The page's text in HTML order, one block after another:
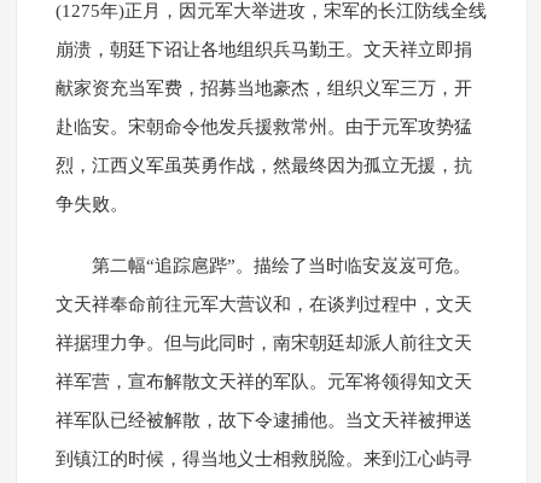
(1275年)正月，因元军大举进攻，宋军的长江防线全线
崩溃，朝廷下诏让各地组织兵马勤王。文天祥立即捐
献家资充当军费，招募当地豪杰，组织义军三万，开
赴临安。宋朝命令他发兵援救常州。由于元军攻势猛
烈，江西义军虽英勇作战，然最终因为孤立无援，抗
争失败。
第二幅“追踪扈跸”。描绘了当时临安岌岌可危。
文天祥奉命前往元军大营议和，在谈判过程中，文天
祥据理力争。但与此同时，南宋朝廷却派人前往文天
祥军营，宣布解散文天祥的军队。元军将领得知文天
祥军队已经被解散，故下令逮捕他。当文天祥被押送
到镇江的时候，得当地义士相救脱险。来到江心屿寻